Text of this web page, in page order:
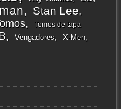
Stan Lee
Tomos de tapa
Vengadores X-Men